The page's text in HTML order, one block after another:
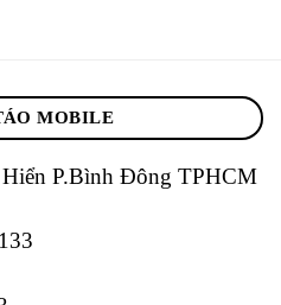
MOBILE
Hiển P.Bình Đông TPHCM